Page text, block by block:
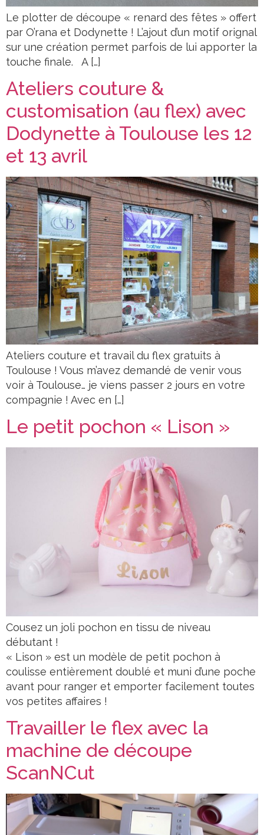
Le plotter de découpe « renard des fêtes » offert
par O’rana et Dodynette ! L’ajout d’un motif orignal
sur une création permet parfois de lui apporter la
touche finale. A […]
Ateliers couture &
customisation (au flex) avec
Dodynette à Toulouse les 12
et 13 avril
Ateliers couture et travail du flex gratuits à
Toulouse ! Vous m’avez demandé de venir vous
voir à Toulouse… je viens passer 2 jours en votre
compagnie ! Avec en […]
Le petit pochon « Lison »
Cousez un joli pochon en tissu de niveau
débutant !
« Lison » est un modèle de petit pochon à
coulisse entièrement doublé et muni d’une poche
avant pour ranger et emporter facilement toutes
vos petites affaires !
Travailler le flex avec la
machine de découpe
ScanNCut